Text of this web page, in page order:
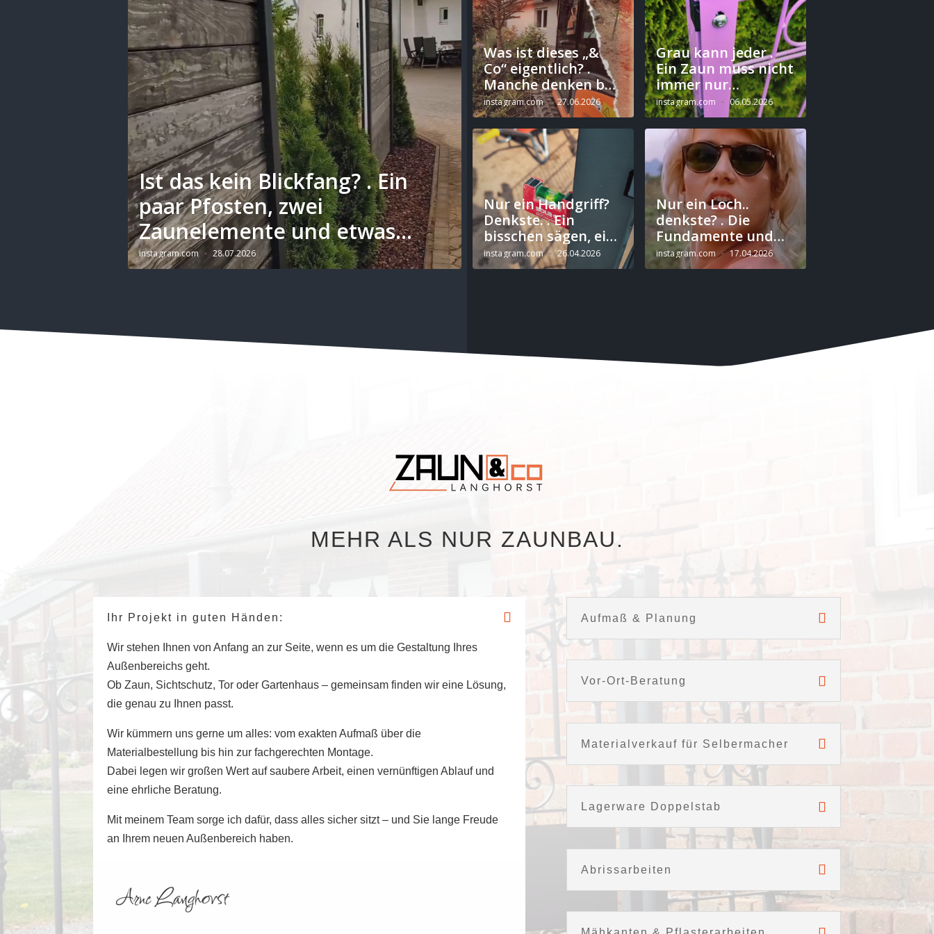
MEHR ALS NUR ZAUNBAU.
Ihr Projekt in guten Händen:
Wir stehen Ihnen von Anfang an zur Seite, wenn es um die Gestaltung Ihres
Außenbereichs geht.
Ob Zaun, Sichtschutz, Tor oder Gartenhaus – gemeinsam finden wir eine Lösung,
die genau zu Ihnen passt.
Wir kümmern uns gerne um alles: vom exakten Aufmaß über die
Materialbestellung bis hin zur fachgerechten Montage.
Dabei legen wir großen Wert auf saubere Arbeit, einen vernünftigen Ablauf und
eine ehrliche Beratung.
Mit meinem Team sorge ich dafür, dass alles sicher sitzt – und Sie lange Freude
an Ihrem neuen Außenbereich haben.
Aufmaß & Planung
Vor-Ort-Beratung
Materialverkauf für Selbermacher
Lagerware Doppelstab
Abrissarbeiten